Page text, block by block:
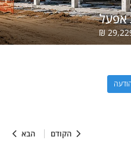
הקודם הבא
אפעל
₪